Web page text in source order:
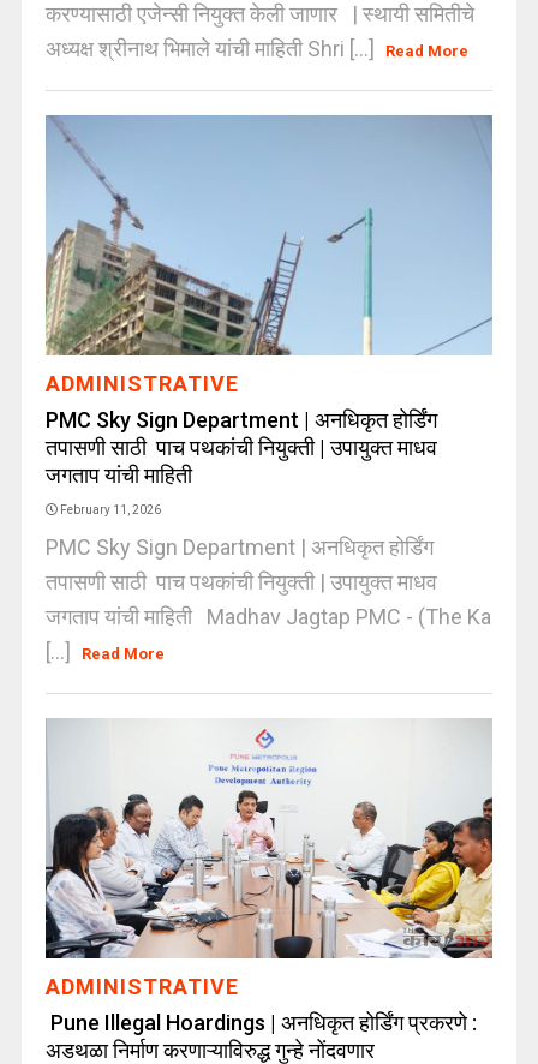
करण्यासाठी एजेन्सी नियुक्त केली जाणार | स्थायी समितीचे
अध्यक्ष श्रीनाथ भिमाले यांची माहिती Shri [...]
Read More
ADMINISTRATIVE
PMC Sky Sign Department | अनधिकृत होर्डिंग
तपासणी साठी पाच पथकांची नियुक्ती | उपायुक्त माधव
जगताप यांची माहिती
February 11, 2026
PMC Sky Sign Department | अनधिकृत होर्डिंग
तपासणी साठी पाच पथकांची नियुक्ती | उपायुक्त माधव
जगताप यांची माहिती Madhav Jagtap PMC - (The Ka
[...]
Read More
ADMINISTRATIVE
Pune Illegal Hoardings | अनधिकृत होर्डिंग प्रकरणे :
अडथळा निर्माण करणाऱ्याविरुद्ध गुन्हे नोंदवणार